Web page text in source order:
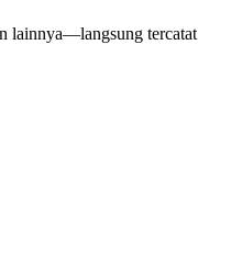
lainnya—langsung tercatat